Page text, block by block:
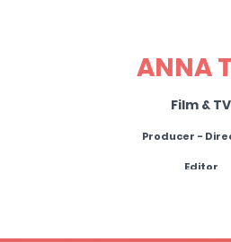
ANNA
Film & TV
Producer -
Editor